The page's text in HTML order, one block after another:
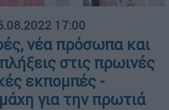
17:00
νέα πρόσωπα και
στις πρωινές
εκπομπές -
για την πρωτιά